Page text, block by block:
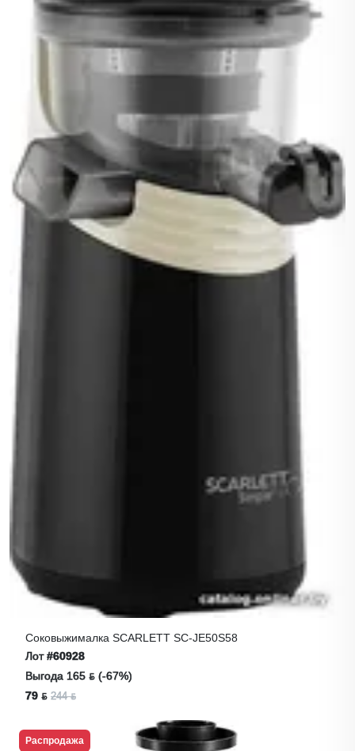
Соковыжималка SCARLETT SC-JE50S58
Лот#60928
Выгода 165 ƃ (-67%)
79 ƃ 244 ƃ
Распродажа